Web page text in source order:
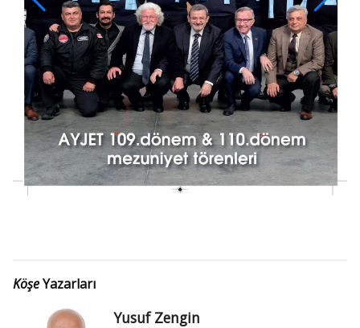
KöşeYazarları
Yusuf Zengin